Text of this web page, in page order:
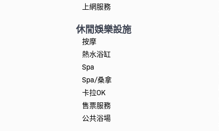
上網服務
休閒娛樂設施
按摩
熱水浴缸
Spa
Spa/桑拿
卡拉OK
售票服務
公共浴場